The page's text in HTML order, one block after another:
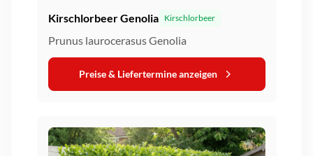
Kirschlorbeer Genolia Kirschlorbeer
Prunus laurocerasus Genolia
Preise & Liefertermine anzeigen